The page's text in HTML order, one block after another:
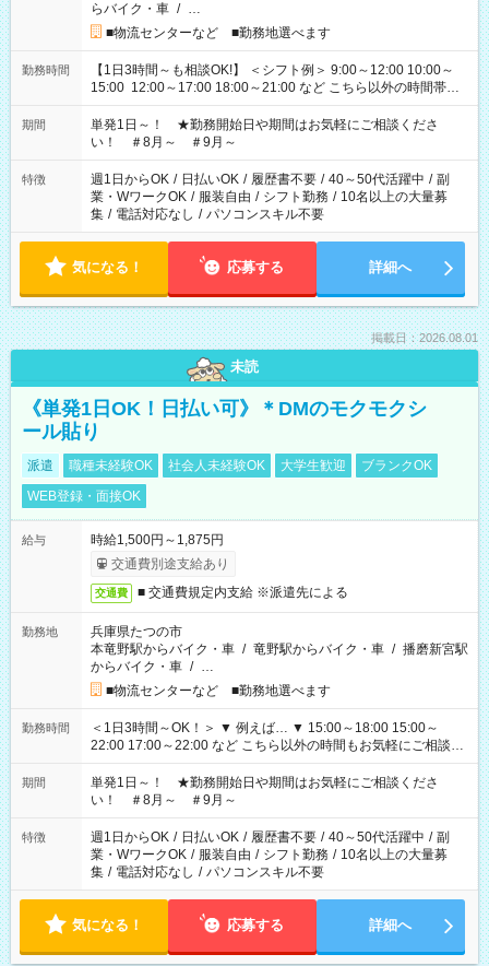
らバイク・車 / …
■物流センターなど ■勤務地選べます
勤務時間
【1日3時間～も相談OK!】 ＜シフト例＞ 9:00～12:00 10:00～
15:00 12:00～17:00 18:00～21:00 など こちら以外の時間帯も
お気軽にご相談ください！
期間
単発1日～！ ★勤務開始日や期間はお気軽にご相談くださ
い！ ＃8月～ ＃9月～
特徴 週1日からOK / 日払いOK / 履歴書不要 / 40～50代活躍中 / 副
業・WワークOK / 服装自由 / シフト勤務 / 10名以上の大量募
集 / 電話対応なし / パソコンスキル不要
気になる！ 応募する 詳細へ
掲載日：2026.08.01
未読
《単発1日OK！日払い可》＊DMのモクモクシ
ール貼り
派遣 職種未経験OK 社会人未経験OK 大学生歓迎
ブランクOK
WEB登録・面接OK
給与
時給1,500円～1,875円
交通費別途支給あり
交通費 ■ 交通費規定内支給 ※派遣先による
勤務地
兵庫県たつの市
本竜野駅からバイク・車 / 竜野駅からバイク・車 / 播磨新宮駅
からバイク・車 / …
■物流センターなど ■勤務地選べます
勤務時間
＜1日3時間～OK！＞ ▼ 例えば… ▼ 15:00～18:00 15:00～
22:00 17:00～22:00 など こちら以外の時間もお気軽にご相談く
ださい！
期間
単発1日～！ ★勤務開始日や期間はお気軽にご相談くださ
い！ ＃8月～ ＃9月～
特徴 週1日からOK / 日払いOK / 履歴書不要 / 40～50代活躍中 / 副
業・WワークOK / 服装自由 / シフト勤務 / 10名以上の大量募
集 / 電話対応なし / パソコンスキル不要
気になる！ 応募する 詳細へ